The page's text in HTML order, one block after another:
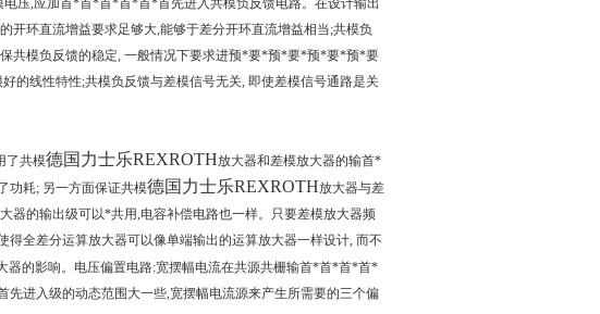
压,应加首*首*首*首*首*首先进入共模负反馈电路。在设计输出
开环直流增益要求足够大,能够于差分开环直流增益相当;共模负
共模负反馈的稳定, 一般情况下要求进预*要*预*要*预*要*预*要
的线性特性;共模负反馈与差模信号无关, 即使差模信号通路是关
了共模德国力士乐REXROTH放大器和差模放大器的输首*
功耗; 另一方面保证共模德国力士乐REXROTH放大器与差
器的输出级可以*共用,电容补偿电路也一样。只要差模放大器频
全差分运算放大器可以像单端输出的运算放大器一样设计, 而不
器的影响。电压偏置电路:宽摆幅电流在共源共栅输首*首*首*首*
进入级的动态范围大一些,宽摆幅电流源来产生所需要的三个偏